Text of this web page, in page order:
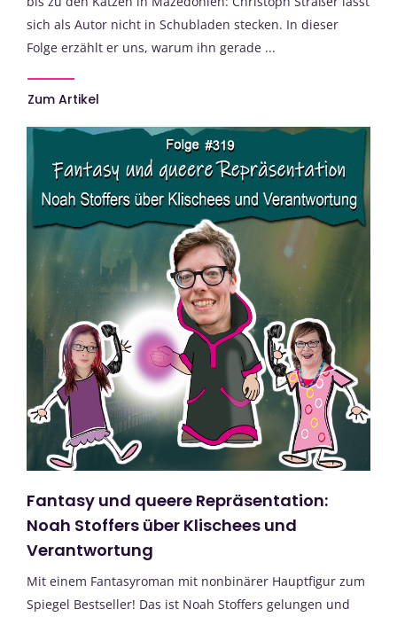
sich als Autor nicht in Schubladen stecken. In dieser
Folge erzählt er uns, warum ihn gerade ...
Zum Artikel
Fantasy und queere Repräsentation:
Noah Stoffers über Klischees und
Verantwortung
Mit einem Fantasyroman mit nonbinärer Hauptfigur zum
Spiegel Bestseller! Das ist Noah Stoffers gelungen und